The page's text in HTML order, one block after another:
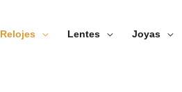
Relojes Lentes Joyas